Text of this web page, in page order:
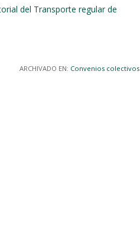
del Transporte regular de
ARCHIVADO EN: Convenios colectivos